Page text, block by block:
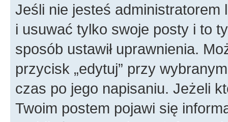
Jeśli nie jesteś
i usuwać tylko swoje posty i to
sposób ustawił uprawnienia.
przycisk „edytuj” przy
czas po jego napisaniu. Jeżeli
Twoim postem pojawi się